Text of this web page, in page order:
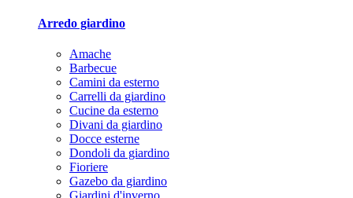
Arredo giardino
Amache
Barbecue
Camini da esterno
Carrelli da giardino
Cucine da esterno
Divani da giardino
Docce esterne
Dondoli da giardino
Fioriere
Gazebo da giardino